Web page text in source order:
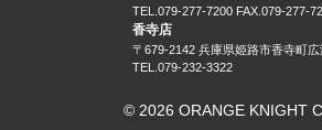
TEL.079-277-7200 FAX.079-277-
香寺店
〒679-2142 兵庫県姫路市香寺町広
TEL.079-232-3322
© 2026 ORANGE KNIGHT